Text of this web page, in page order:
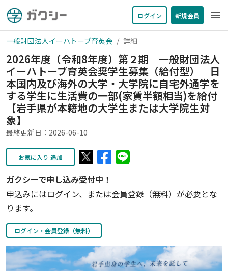
ログイン 新規会員 menu
一般財団法人イーハトーブ育英会 詳細
2026年度（令和8年度）第２期 一般財団法人
イーハトーブ育英会奨学生募集（給付型） 日
本国内及び海外の大学・大学院に自宅外通学を
する学生に生活費の一部(家賃半額相当)を給付
【岩手県が本籍地の大学生または大学院生対
象】
最終更新日：2026-06-10
お気に入り 追加
ガクシーで申し込み受付中！
申込みにはログイン、または会員登録（無料）が必要とな
ります。
ログイン・会員登録（無料）